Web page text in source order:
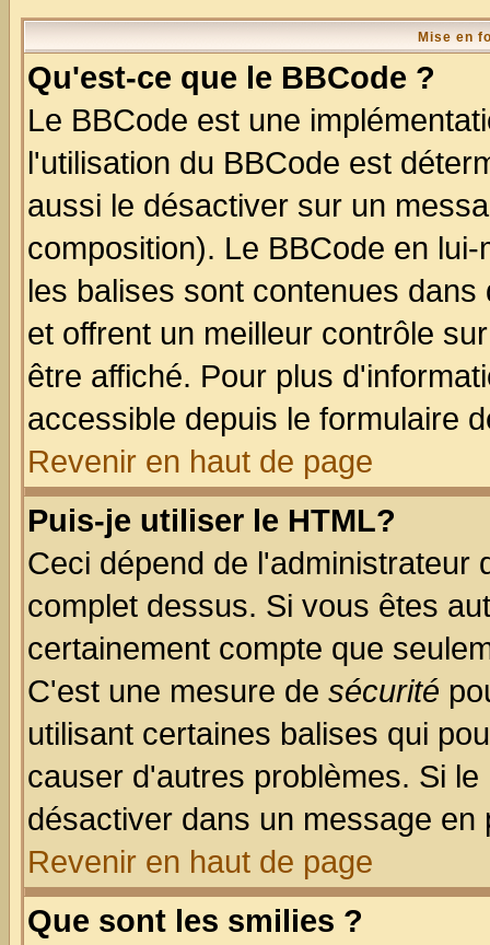
Mise en
Qu'est-ce que le BBCode ?
Le BBCode est une
l'utilisation du BBCode est
aussi le désactiver sur un
composition). Le BBCode en
les balises sont contenues
et offrent un meilleur contrôle
être affiché. Pour plus
accessible depuis le formulaire
Revenir en haut de page
Puis-je utiliser le HTML?
Ceci dépend de l'administrateur
complet dessus. Si vous êtes
certainement compte que
C'est une mesure de sécurité
utilisant certaines balises qui
causer d'autres problèmes. Si
désactiver dans un message
Revenir en haut de page
Que sont les smilies ?